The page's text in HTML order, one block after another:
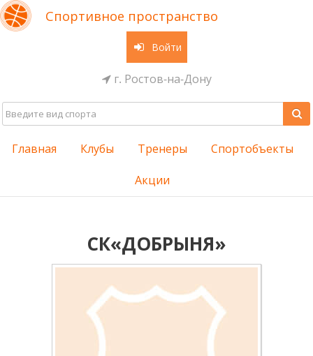
Спортивное пространство
Войти
г. Ростов-на-Дону
Главная Клубы Тренеры Спортобъекты
Акции
СК«ДОБРЫНЯ»